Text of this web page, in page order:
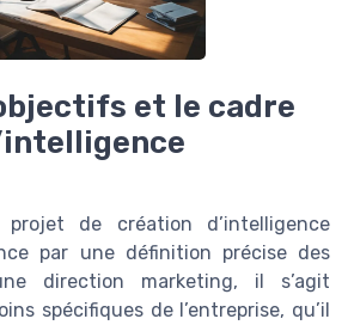
et le cadre
de création d’intelligence
par une définition précise des
direction marketing, il s’agit
spécifiques de l’entreprise, qu’il